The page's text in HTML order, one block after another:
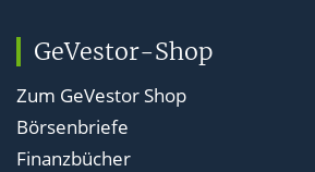
GeVestor-Shop
Zum GeVestor Shop
Börsenbriefe
Finanzbücher